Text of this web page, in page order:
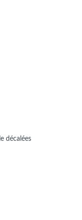
décalées